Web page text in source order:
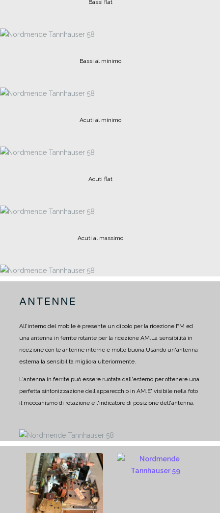
Bassi flat
Bassi al minimo
Acuti al minimo
Acuti flat
Acuti al massimo
ANTENNE
All'interno del mobile è presente un dipolo per la ricezione FM ed
una antenna in ferrite rotante per la ricezione AM.La sensibilità in
ricezione con le antenne interne è molto buona.Usando un'antenna
esterna la sensibilità migliora ulteriormente.
L'antenna in ferrite può essere ruotata dall'esterno per ottenere una
perfetta sintonizzazione dell'apparecchio in AM.E' visibile nella foto
il meccanismo di rotazione e l'indicatore di posizione dell'antenna.